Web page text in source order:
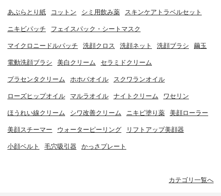
あぶらとり紙 コットン シミ用飲み薬 スキンケアトラベルセット
ニキビパッチ フェイスパック・シートマスク
マイクロニードルパッチ 洗顔クロス 洗顔ネット 洗顔ブラシ 繭玉
電動洗顔ブラシ 美白クリーム セラミドクリーム
プラセンタクリーム ホホバオイル スクワランオイル
ローズヒップオイル マルラオイル ナイトクリーム ワセリン
ほうれい線クリーム シワ改善クリーム ニキビ塗り薬 美顔ローラー
美顔スチーマー ウォーターピーリング リフトアップ美顔器
小顔ベルト 毛穴吸引器 かっさプレート
カテゴリ一覧へ